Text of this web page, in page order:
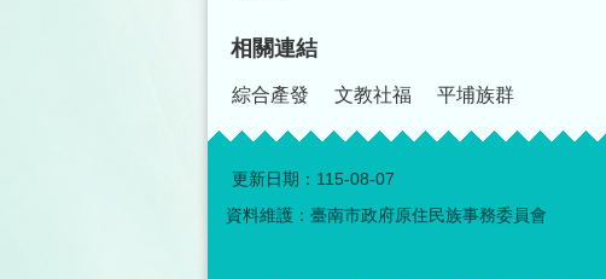
相關連結
綜合產發 文教社福 平埔族群
更新日期： 115-08-07
資料維護：臺南市政府原住民族事務委員會